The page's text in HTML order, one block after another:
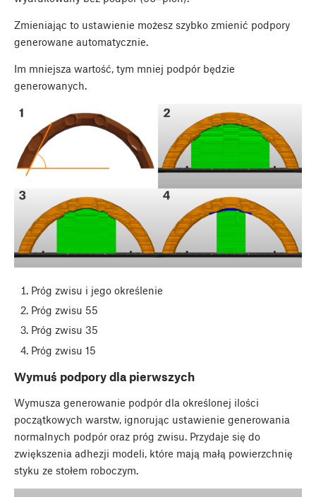
Zmieniając to ustawienie możesz szybko zmienić podpory
generowane automatycznie.
Im mniejsza wartość, tym mniej podpór będzie
generowanych.
Próg zwisu i jego określenie
Próg zwisu 55
Próg zwisu 35
Próg zwisu 15
Wymuś podpory dla pierwszych
Wymusza generowanie podpór dla określonej ilości
początkowych warstw, ignorując ustawienie generowania
normalnych podpór oraz próg zwisu. Przydaje się do
zwiększenia adhezji modeli, które mają małą powierzchnię
styku ze stołem roboczym.